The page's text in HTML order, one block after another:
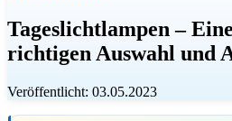
Tageslichtlampen –
richtigen Auswahl und
Veröffentlicht: 03.05.2023